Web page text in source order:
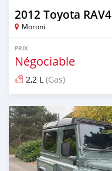
2012 Toyota RAV4
Moroni
PRIX
Négociable
2,2 L (Gas)
Publié il y a 8 mois